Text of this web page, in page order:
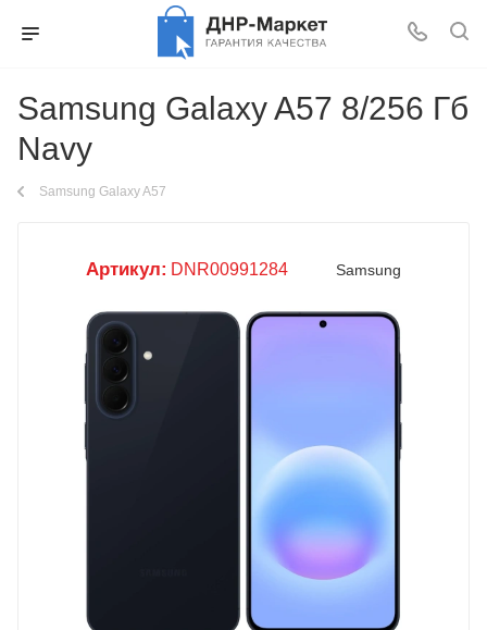
Samsung Galaxy A57 8/256 Гб
Navy
Samsung Galaxy A57
Артикул: DNR00991284 Samsung